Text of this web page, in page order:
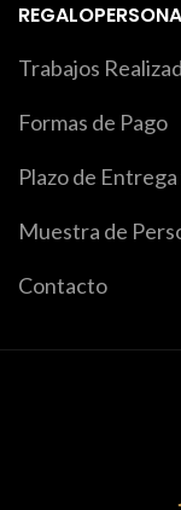
Trabajos
Formas de Pago
Plazo de
Muestra de
Contacto